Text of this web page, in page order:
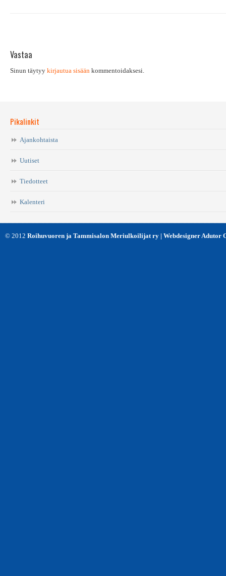
Vastaa
Sinun täytyy kirjautua sisään kommentoidaksesi.
Pikalinkit
Ajankohtaista
Uutiset
Tiedotteet
Kalenteri
© 2012 Roihuvuoren ja Tammisalon Meriulkoilijat ry | Webdesigner Adutor